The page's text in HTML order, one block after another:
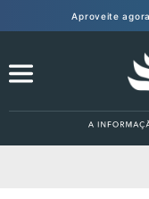
Aproveite agora